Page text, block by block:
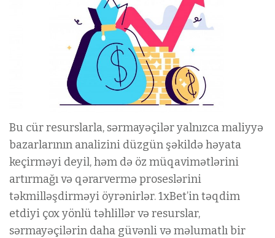
Bu cür resurslarla, sərmayəçilər yalnızca maliyyə
bazarlarının analizini düzgün şəkildə həyata
keçirməyi deyil, həm də öz müqavimətlərini
artırmağı və qərarvermə proseslərini
təkmilləşdirməyi öyrənirlər. 1xBet’in təqdim
etdiyi çox yönlü təhlillər və resurslar,
sərmayəçilərin daha güvənli və məlumatlı bir